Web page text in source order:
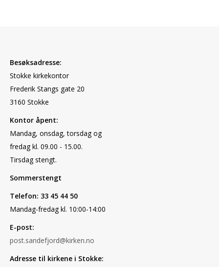
Besøksadresse:
Stokke kirkekontor
Frederik Stangs gate 20
3160 Stokke
Kontor åpent:
Mandag, onsdag, torsdag og
fredag kl. 09.00 - 15.00.
Tirsdag stengt.
Sommerstengt
Telefon: 33 45 44 50
Mandag-fredag kl. 10:00-14:00
E-post:
post.sandefjord@kirken.no
Adresse til kirkene i Stokke: